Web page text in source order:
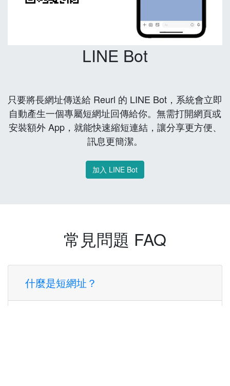
LINE Bot
只要將長網址傳送給 Reurl 的 LINE Bot，系統會立即
自動產生一個專屬短網址回傳給你。無需打開網頁或
安裝額外 App，就能快速縮短連結，讓分享更方便、
訊息更簡潔。
加入 LINE Bot
常見問題 FAQ
什麼是短網址？